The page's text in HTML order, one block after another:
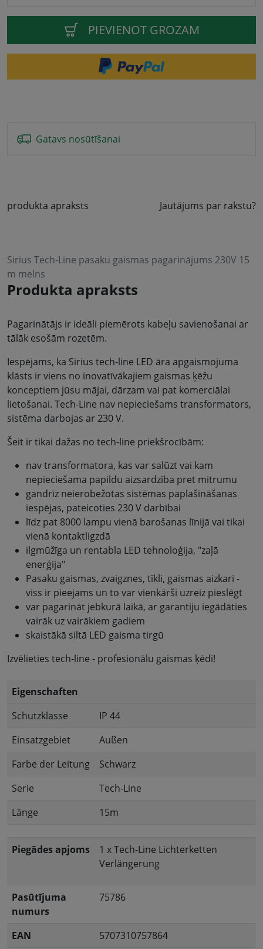
PIEVIENOT GROZAM
Gatavs nosūtīšanai
produkta apraksts Jautājums par rakstu?
Sirius Tech-Line pasaku gaismas pagarinājums 230V 15
m melns
Produkta apraksts
Pagarinātājs ir ideāli piemērots kabeļu savienošanai ar
tālāk esošām rozetēm.
Iespējams, ka Sirius tech-line LED āra apgaismojuma
klāsts ir viens no inovatīvākajiem gaismas ķēžu
konceptiem jūsu mājai, dārzam vai pat komerciālai
lietošanai. Tech-Line nav nepieciešams transformators,
sistēma darbojas ar 230 V.
Šeit ir tikai dažas no tech-line priekšrocībām:
nav transformatora, kas var salūzt vai kam
nepieciešama papildu aizsardzība pret mitrumu
gandrīz neierobežotas sistēmas paplašināšanas
iespējas, pateicoties 230 V darbībai
līdz pat 8000 lampu vienā barošanas līnijā vai tikai
vienā kontaktligzdā
ilgmūžīga un rentabla LED tehnoloģija, "zaļā
enerģija"
Pasaku gaismas, zvaigznes, tīkli, gaismas aizkari -
viss ir pieejams un to var vienkārši uzreiz pieslēgt
var pagarināt jebkurā laikā, ar garantiju iegādāties
vairāk uz vairākiem gadiem
skaistākā siltā LED gaisma tirgū
Izvēlieties tech-line - profesionālu gaismas ķēdi!
Eigenschaften
Schutzklasse
IP 44
Einsatzgebiet
Außen
Farbe der Leitung
Schwarz
Serie
Tech-Line
Länge
15m
Piegādes apjoms
1 x Tech-Line Lichterketten
Verlängerung
Pasūtījuma
numurs
75786
EAN 5707310757864